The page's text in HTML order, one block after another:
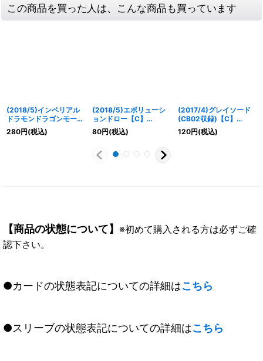
この商品を買った人は、こんな商品も買っています
(2018/5)インペリアル
ドラモンドラゴンモード
【R】{CB05-052}
《多》
280円(税込)
(2018/5)エボリューシ
ョンドロー【C】
{SD45-013}《赤》
80円(税込)
(2017/4)グレイソード
(CB02収録)【C】
{CB02-069}《白》
120円(税込)
【商品の状態について】 ※初めて購入される方は必ずご確
認下さい。
●カードの状態表記についての詳細はこちら
●スリーブの状態表記についての詳細はこちら